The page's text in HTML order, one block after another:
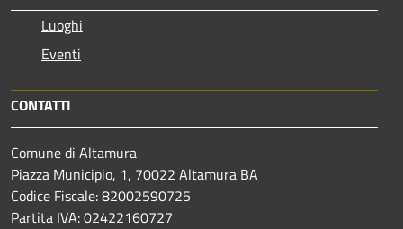
Luoghi
Eventi
CONTATTI
Comune di Altamura
Piazza Municipio, 1, 70022 Altamura BA
Codice Fiscale: 82002590725
Partita IVA: 02422160727